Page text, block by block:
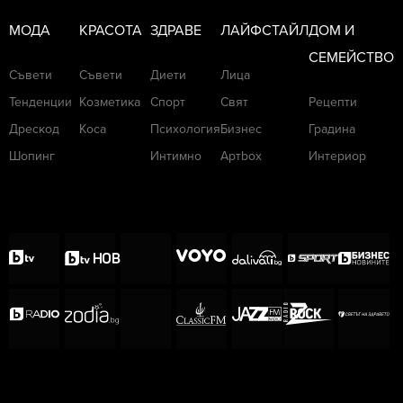
МОДА
Съвети
Тенденции
Дрескод
Шопинг
КРАСОТА
Съвети
Козметика
Коса
ЗДРАВЕ
Диети
Спорт
Психология
Интимно
ЛАЙФСТАЙЛ
Лица
Свят
Бизнес
Артbox
ДОМ И
СЕМЕЙСТВО
Рецепти
Градина
Интериор